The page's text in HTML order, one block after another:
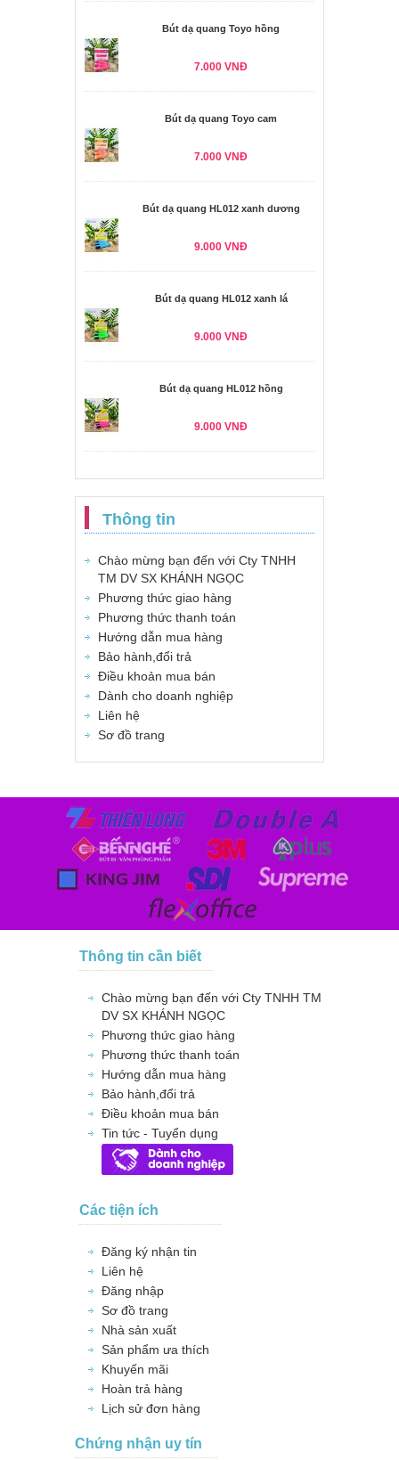
Bút dạ quang Toyo hồng
7.000 VNĐ
Bút dạ quang Toyo cam
7.000 VNĐ
Bút dạ quang HL012 xanh dương
9.000 VNĐ
Bút dạ quang HL012 xanh lá
9.000 VNĐ
Bút dạ quang HL012 hồng
9.000 VNĐ
Thông tin
Chào mừng bạn đến với Cty TNHH
TM DV SX KHÁNH NGỌC
Phương thức giao hàng
Phương thức thanh toán
Hướng dẫn mua hàng
Bảo hành,đổi trả
Điều khoản mua bán
Dành cho doanh nghiệp
Liên hệ
Sơ đồ trang
Thông tin cần biết
Chào mừng bạn đến với Cty TNHH TM
DV SX KHÁNH NGỌC
Phương thức giao hàng
Phương thức thanh toán
Hướng dẫn mua hàng
Bảo hành,đổi trả
Điều khoản mua bán
Tin tức - Tuyển dụng
Các tiện ích
Đăng ký nhận tin
Liên hệ
Đăng nhập
Sơ đồ trang
Nhà sản xuất
Sản phẩm ưa thích
Khuyến mãi
Hoàn trả hàng
Lịch sử đơn hàng
Chứng nhận uy tín